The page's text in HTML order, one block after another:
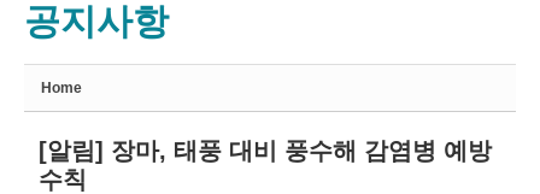
공지사항
Home
[알림] 장마, 태풍 대비 풍수해 감염병 예방
수칙